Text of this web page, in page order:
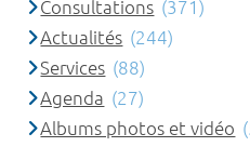
Consultations (371)
Actualités (244)
Services (88)
Agenda (27)
Albums photos et vidéo